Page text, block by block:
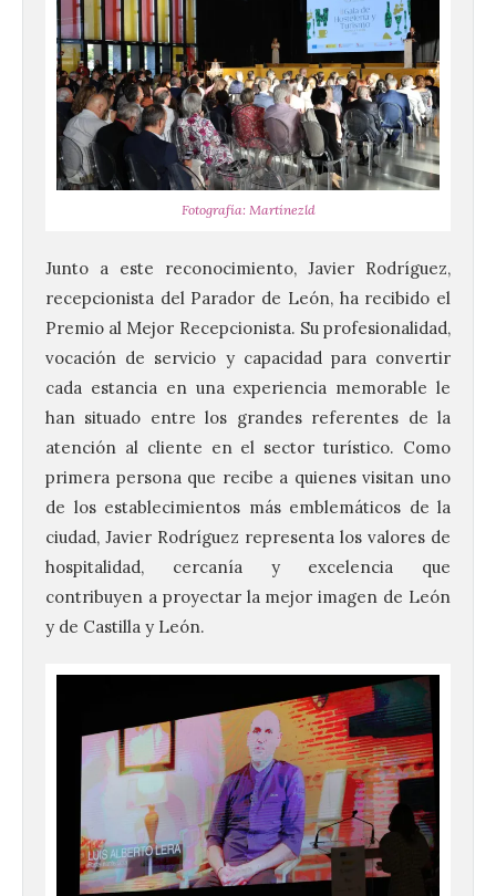
Fotografía: Martínezld
Junto a este reconocimiento, Javier Rodríguez,
recepcionista del Parador de León, ha recibido el
Premio al Mejor Recepcionista. Su profesionalidad,
vocación de servicio y capacidad para convertir
cada estancia en una experiencia memorable le
han situado entre los grandes referentes de la
atención al cliente en el sector turístico. Como
primera persona que recibe a quienes visitan uno
de los establecimientos más emblemáticos de la
ciudad, Javier Rodríguez representa los valores de
hospitalidad, cercanía y excelencia que
contribuyen a proyectar la mejor imagen de León
y de Castilla y León.